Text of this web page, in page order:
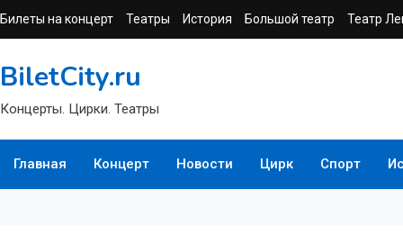
Перейти
к
Билеты на концерт Театры История Большой театр Театр
BiletCity.ru
Концерты. Цирки. Театры
Главная Концерт Новости Цирк Спорт